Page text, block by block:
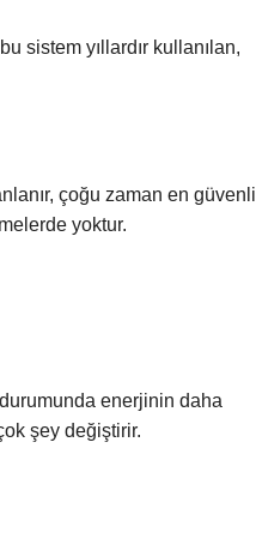
sistem yıllardır kullanılan,
çoğu zaman en güvenli
yoktur.
enerjinin daha
şey değiştirir.